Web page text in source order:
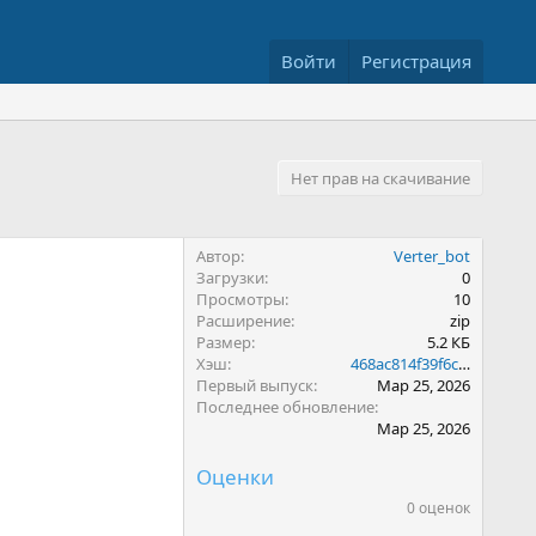
Войти Регистрация
Нет прав на скачивание
Автор
Verter_bot
Загрузки
0
Просмотры
10
Расширение
zip
Размер
5.2 КБ
Хэш
468ac814f39f6c7d15595888a1838ecd
Первый выпуск
Мар 25, 2026
Последнее обновление
Мар 25, 2026
Оценки
0 оценок